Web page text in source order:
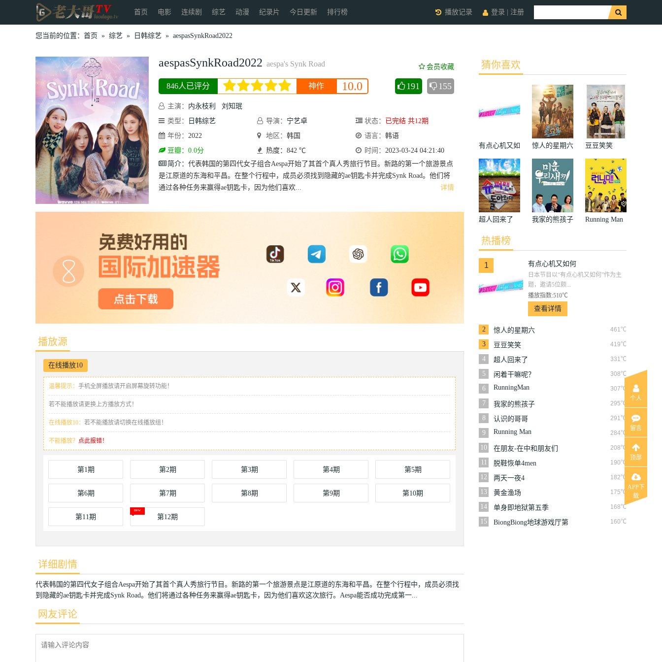
首页 电影 连续剧 综艺 动漫 纪录片 今日更新 排行榜 登录 注册
播放记录
您当前的位置： 首页 » 综艺 » 日韩综艺 » aespasSynkRoad2022
aespasSynkRoad2022 aespa's Synk Road 会员收藏
846人已评分 神作 10.0 191 155
主演： 内永枝利
刘知珉
类型：
日韩综艺 导演： 宁艺卓 状态：
已完结 共12期
年份： 2022 地区： 韩国 语言： 韩语
豆瓣：0.0分
热度：842 ℃ 时间： 2023-03-24 04:21:40
简介：
详情
代表韩国的第四代女子组合Aespa开始了其首个真人秀旅行节目。新路的第一个旅游景点
是江原道的东海和平昌。在整个行程中，成员必须找到隐藏的ae钥匙卡并完成Synk Road。他们将
通过各种任务来赢得ae钥匙卡，因为他们喜欢...
播放源
在线播放10
温馨提示： 手机全屏播放请开启屏幕旋转功能！
若不能播放请更换上方播放方式！
在线播放10： 若不能播放请切换在线播放组！
不能播放？ 点此报错！
第1期 第2期 第3期 第4期 第5期
第6期 第7期 第8期 第9期 第10期
第11期 第12期
详细剧情
代表韩国的第四代女子组合Aespa开始了其首个真人秀旅行节目。新路的第一个旅游景点是江原道的东海和平昌。在整个行程中，成员必须找
到隐藏的ae钥匙卡并完成Synk Road。他们将通过各种任务来赢得ae钥匙卡，因为他们喜欢这次旅行。Aespa能否成功完成第一...
网友评论
猜你喜欢
有点心机又如
何
惊人的星期六 豆豆笑笑
超人回来了 我家的熊孩子 Running Man
热播榜
1 有点心机又如何
日本节目以“有点心机又如何”作为主
题，邀请5位颇...
播放指数:510℃
查看详情
2 461℃
惊人的星期六
3
419℃
豆豆笑笑
4
331℃
超人回来了
5
308℃
闲着干嘛呢？
6
307℃
RunningMan
7 295℃
我家的熊孩子
8
291℃
认识的哥哥
9
284℃
Running Man
10 208℃
在朋友-在中和朋友们
11
190℃
脱鞋恢单4men
12
182℃
两天一夜4
13
175℃
黄金渔场
14
168℃
单身即地狱第五季
15
160℃
BiongBiong地球游戏厅第
个人
留言
顶部
APP下
载